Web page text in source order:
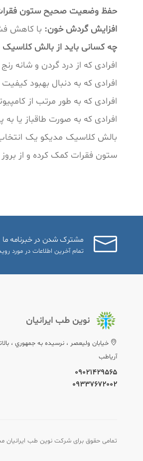
حفظ وضعیت صحیح ستون
افزایش گردش خون: با کاهش
چه کسانی باید از بالش کلاسیک
افرادی که از درد گردن و شانه
افرادی که به دنبال بهبود
افرادی که به طور مرتب از
افرادی که به صورت طاقباز یا به
بالش کلاسیک مدیکو یک
ستون فقرات کمک کرده و از
مشترک شدن در خبرنامه ما
تمام آخرین اطلاعات در مورد
نوین طب ایرانیان
خيابان وليعصر ، نرسيده به جمهوري ،
آریاطب
09021429565
09337672002
تمامی حقوق برای شرکت نوین طب ایرانیان